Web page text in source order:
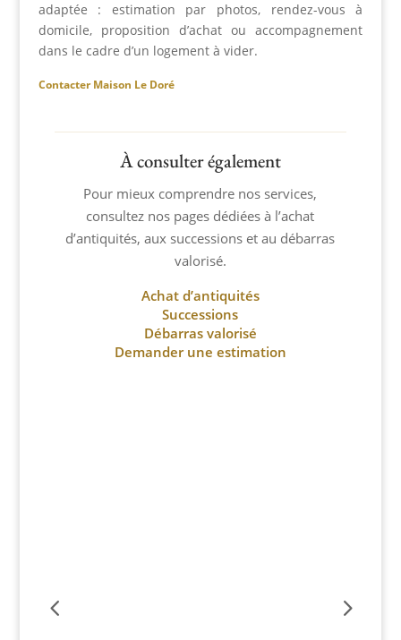
adaptée : estimation par photos, rendez-vous à
domicile, proposition d’achat ou accompagnement
dans le cadre d’un logement à vider.
Contacter Maison Le Doré
À consulter également
Pour mieux comprendre nos services,
consultez nos pages dédiées à l’achat
d’antiquités, aux successions et au débarras
valorisé.
Achat d’antiquités
Successions
Débarras valorisé
Demander une estimation